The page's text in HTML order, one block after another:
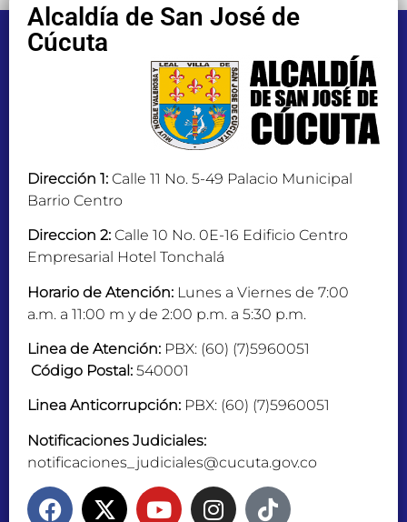
Alcaldía de San José de
Cúcuta
Dirección 1: Calle 11 No. 5-49 Palacio Municipal
Barrio Centro
Direccion 2: Calle 10 No. 0E-16 Edificio Centro
Empresarial Hotel Tonchalá
Horario de Atención: Lunes a Viernes de 7:00
a.m. a 11:00 m y de 2:00 p.m. a 5:30 p.m.
Linea de Atención: PBX: (60) (7)5960051
Código Postal: 540001
Linea Anticorrupción: PBX: (60) (7)5960051
Notificaciones Judiciales:
notificaciones_judiciales@cucuta.gov.co